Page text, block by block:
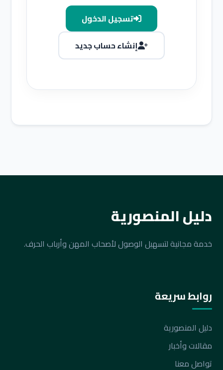
تسجيل الدخول
إنشاء حساب جديد
دليل المنصورية
خدمة مجانية لتسهيل الوصول لأصحاب المهن وأرباب الحرف.
روابط سريعة
دليل المنصورية
مقالات وأخبار
تواصل معنا